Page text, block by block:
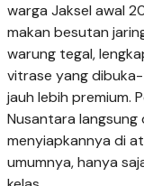
warga Jaksel awal
makan besutan
warung tegal,
vitrase yang
jauh lebih premium.
Nusantara langsung
menyiapkannya di
umumnya, hanya